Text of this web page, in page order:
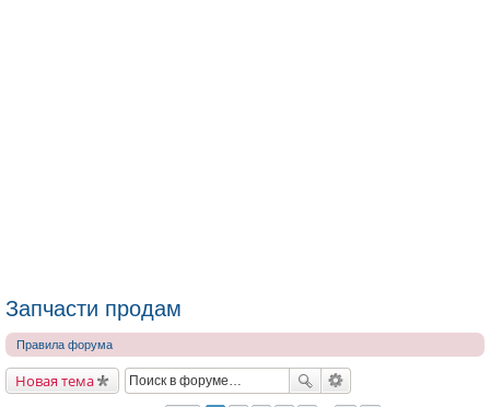
Запчасти продам
Правила форума
Новая тема